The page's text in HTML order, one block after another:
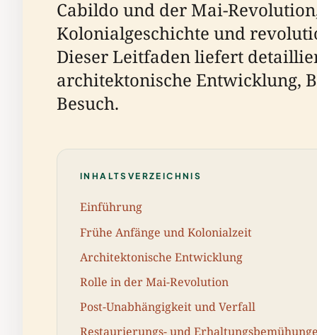
Cabildo und der Mai-
Kolonialgeschichte und
Dieser Leitfaden liefert
architektonische Entwicklung,
Besuch.
INHALTSVERZEICHNIS
Einführung
Frühe Anfänge und Kolonialzeit
Architektonische Entwicklung
Rolle in der Mai-Revolution
Post-Unabhängigkeit und Verfall
Restaurierungs- und